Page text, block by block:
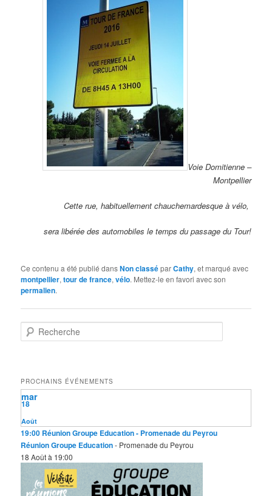
Voie Domitienne –
Montpellier
Cette rue, habituellement chauchemardesque à vélo,
sera libérée des automobiles le temps du passage du Tour!
Ce contenu a été publié dansNon classéparCathy, et marqué avec
montpellier,tour de france,vélo. Mettez-le en favori avec son
permalien.
e
r
c
h
e
PROCHAINS ÉVÉNEMENTS
Août
18
mar
19:00 Réunion Groupe Education- Promenade du Peyrou
Réunion Groupe Education- Promenade du Peyrou
18 Août à 19:00